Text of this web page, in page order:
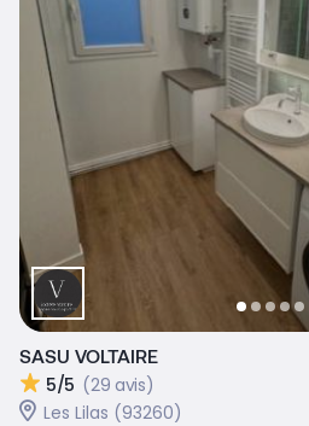
SASU VOLTAIRE
5/5 (29 avis)
Les Lilas (93260)